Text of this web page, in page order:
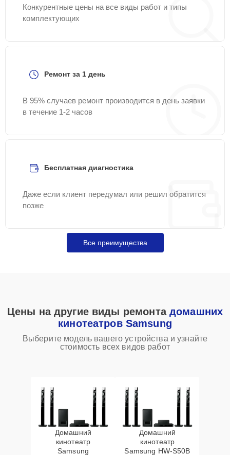
Конкурентные цены на все виды работ и типы
комплектующих
Ремонт за 1 день
В 95% случаев ремонт производится в день заявки
в течение 1-2 часов
Бесплатная диагностика
Даже если клиент передумал или решил обратится
позже
Все преимущества
Цены на другие виды ремонта домашних
кинотеатров Samsung
Выберите модель вашего устройства и узнайте
стоимость всех видов работ
Домашний
кинотеатр
Samsung
Домашний
кинотеатр
Samsung HW‑S50B